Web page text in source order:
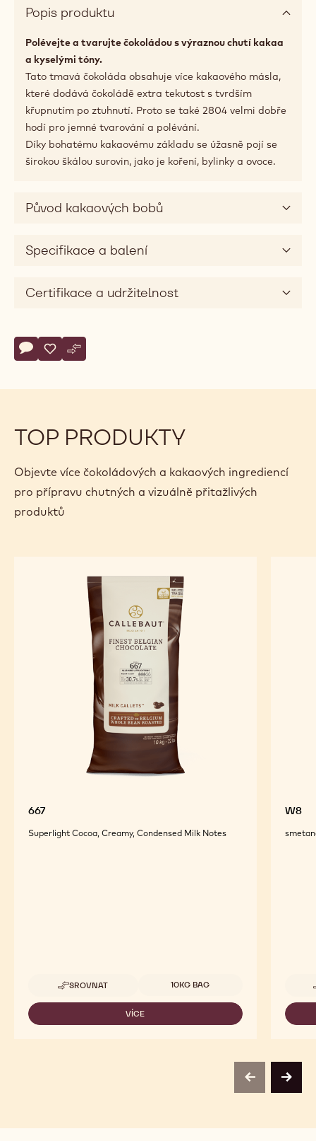
Popis produktu
Polévejte a tvarujte čokoládou s výraznou chutí kakaa
a kyselými tóny.
Tato tmavá čokoláda obsahuje více kakaového másla,
které dodává čokoládě extra tekutost s tvrdším
křupnutím po ztuhnutí. Proto se také 2804 velmi dobře
hodí pro jemné tvarování a polévání.
Díky bohatému kakaovému základu se úžasně pojí se
širokou škálou surovin, jako je koření, bylinky a ovoce.
Původ kakaových bobů
Specifikace a balení
Certifikace a udržitelnost
Actions
Napsat komentář
- 2804Uložit
- 2804Srovnat
- 2804
TOP PRODUKTY
Objevte více čokoládových a kakaových ingrediencí
pro přípravu chutných a vizuálně přitažlivých
produktů
667
Superlight Cocoa, Creamy, Condensed Milk Notes
SROVNAT
-
667
Dostupná balení
10KG BAG
VÍCE
-
W8
previousnext